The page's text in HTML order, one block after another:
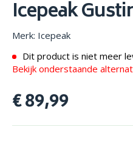
Icepeak
Merk: Icepeak
Dit product is niet meer
Bekijk onderstaande
€ 89,99